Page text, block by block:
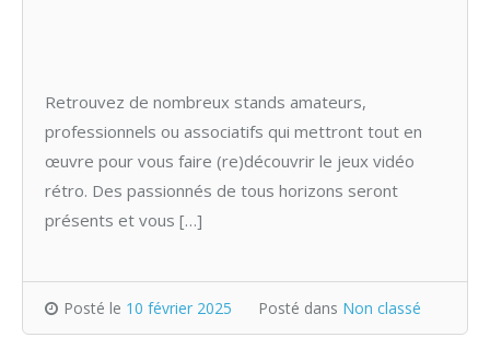
Retrouvez de nombreux stands amateurs,
professionnels ou associatifs qui mettront tout en
œuvre pour vous faire (re)découvrir le jeux vidéo
rétro. Des passionnés de tous horizons seront
présents et vous […]
Posté le 10 février 2025 Posté dans Non classé